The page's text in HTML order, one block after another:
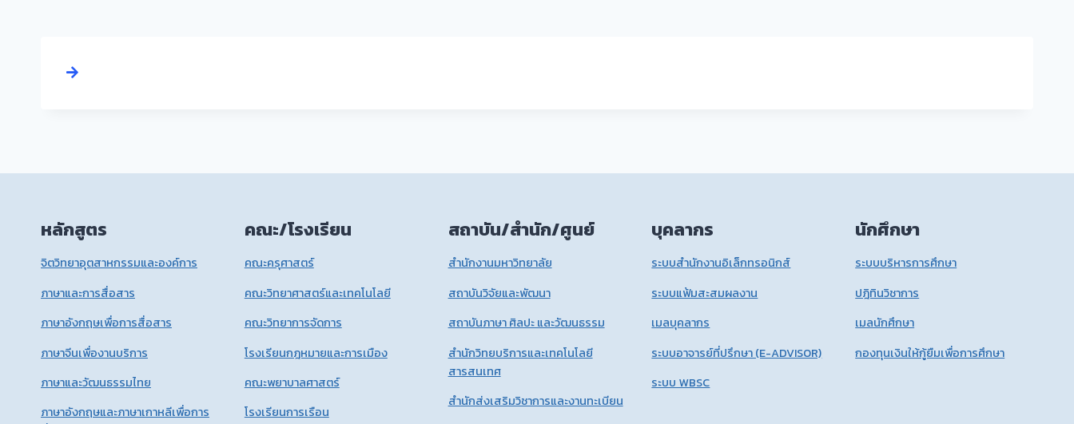
หลักสูตร
จิตวิทยาอุตสาหกรรมและองค์การ
ภาษาและการสื่อสาร
ภาษาอังกฤษเพื่อการสื่อสาร
ภาษาจีนเพื่องานบริการ
ภาษาและวัฒนธรรมไทย
ภาษาอังกฤษและภาษาเกาหลีเพื่อการ
คณะ/โรงเรียน
คณะครุศาสตร์
คณะวิทยาศาสตร์และเทคโนโลยี
คณะวิทยาการจัดการ
โรงเรียนกฎหมายและการเมือง
คณะพยาบาลศาสตร์
โรงเรียนการเรือน
สถาบัน/สำนัก/ศูนย์
สำนักงานมหาวิทยาลัย
สถาบันวิจัยและพัฒนา
สถาบันภาษา ศิลปะ และวัฒนธรรม
สำนักวิทยบริการและเทคโนโลยี
สารสนเทศ
สำนักส่งเสริมวิชาการและงานทะเบียน
บุคลากร
ระบบสำนักงานอิเล็กทรอนิกส์
ระบบแฟ้มสะสมผลงาน
เมลบุคลากร
ระบบอาจารย์ที่ปรึกษา (E-ADVISOR)
ระบบ WBSC
นักศึกษา
ระบบบริหารการศึกษา
ปฎิทินวิชาการ
เมลนักศึกษา
กองทุนเงินให้กู้ยืมเพื่อการศึกษา